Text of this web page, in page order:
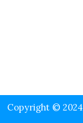
Copyright ©